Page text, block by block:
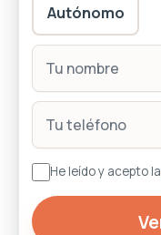
Autónomo
Tu nombre
Tu teléfono
He leído y acepto la